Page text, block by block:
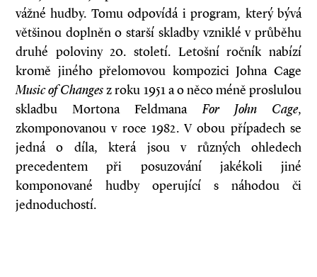
vážné hudby. Tomu odpovídá i program, který bývá
většinou doplněn o starší skladby vzniklé v průběhu
druhé poloviny 20. století. Letošní ročník nabízí
kromě jiného přelomovou kompozici Johna Cage
Music of Changesz roku 1951 a o něco méně proslulou
skladbu Mortona FeldmanaFor John Cage,
zkomponovanou v roce 1982. V obou případech se
jedná o díla, která jsou v různých ohledech
precedentem při posuzování jakékoli jiné
komponované hudby operující s náhodou či
jednoduchostí.